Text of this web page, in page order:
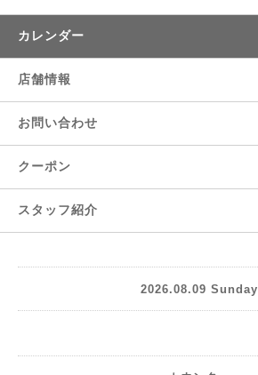
カレンダー
店舗情報
お問い合わせ
クーポン
スタッフ紹介
2026.08.09 Sunday